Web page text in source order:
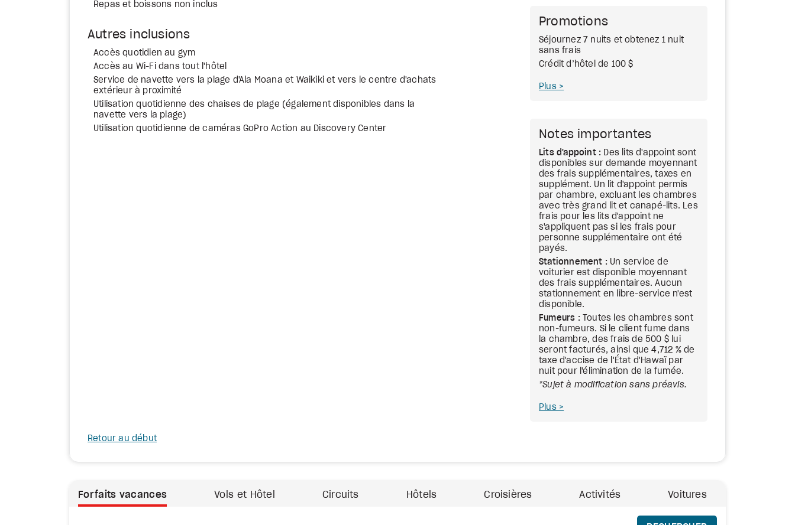
Repas et boissons non inclus
Autres inclusions
Accès quotidien au gym
Accès au Wi-Fi dans tout l'hôtel
Service de navette vers la plage d'Ala Moana et Waikiki et vers le centre d'achats
extérieur à proximité
Utilisation quotidienne des chaises de plage (également disponibles dans la
navette vers la plage)
Utilisation quotidienne de caméras GoPro Action au Discovery Center
Promotions
Séjournez 7 nuits et obtenez 1 nuit
sans frais
Crédit d’hôtel de 100 $
Plus
Notes importantes
Lits d'appoint : Des lits d'appoint sont
disponibles sur demande moyennant
des frais supplémentaires, taxes en
supplément. Un lit d'appoint permis
par chambre, excluant les chambres
avec très grand lit et canapé-lits. Les
frais pour les lits d'appoint ne
s'appliquent pas si les frais pour
personne supplémentaire ont été
payés.
Stationnement : Un service de
voiturier est disponible moyennant
des frais supplémentaires. Aucun
stationnement en libre-service n'est
disponible.
Fumeurs :Toutes les chambres sont
non-fumeurs. Si le client fume dans
la chambre, des frais de 500 $ lui
seront facturés, ainsi que 4,712 % de
taxe d'accise de l'État d'Hawaï par
nuit pour l'élimination de la fumée.
*Sujet à modification sans préavis.
Plus
Retour au début
Forfaits vacances Vols et Hôtel Circuits Hôtels Croisières Activités Voitures